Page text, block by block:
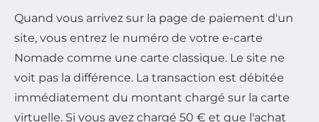
Quand vous arrivez sur la page de paiement d'un
site, vous entrez le numéro de votre e-carte
Nomade comme une carte classique. Le site ne
voit pas la différence. La transaction est débitée
immédiatement du montant chargé sur la carte
virtuelle. Si vous avez chargé 50 € et que l'achat